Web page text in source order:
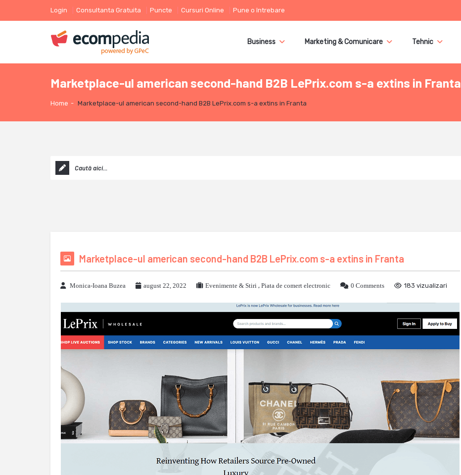
Login Consultanta Gratuita Puncte Cursuri Online Pune o întrebare
Business Marketing & Comunicare Tehnic
Marketplace-ul american second-hand B2B LePrix.com s-a extins in Franta
Home - Marketplace-ul american second-hand B2B LePrix.com s-a extins in Franta
Marketplace-ul american second-hand B2B LePrix.com s-a extins in Franta
Monica-Ioana Buzea august 22, 2022 Evenimente & Stiri , Piata de comert electronic 0 Comments 183 vizualizari